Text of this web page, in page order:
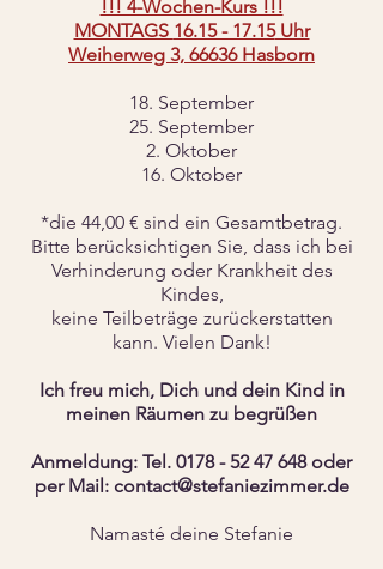
!!! 4-Wochen-Kurs !!!
MONTAGS 16.15 - 17.15Uhr
Weiherweg 3, 66636 Hasborn
18. September
25. September
2. Oktober
16. Oktober
*die 44,00 € sind ein Gesamtbetrag.
Bitte berücksichtigen Sie, dass ich bei
Verhinderung oder Krankheit des
Kindes,
keine Teilbeträge zurückerstatten
kann. Vielen Dank!
Ich freu mich, Dich und dein Kind in
meinen Räumen zu begrüßen
Anmeldung: Tel. 0178 - 52 47 648oder
per Mail: contact@stefaniezimmer.de
Namasté deine Stefanie